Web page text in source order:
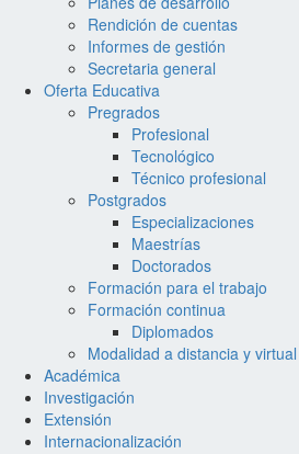
Rendición de cuentas
Informes de gestión
Secretaria general
Oferta Educativa
Pregrados
Profesional
Tecnológico
Técnico profesional
Postgrados
Especializaciones
Maestrías
Doctorados
Formación para el trabajo
Formación continua
Diplomados
Modalidad a distancia y
Académica
Investigación
Extensión
Internacionalización